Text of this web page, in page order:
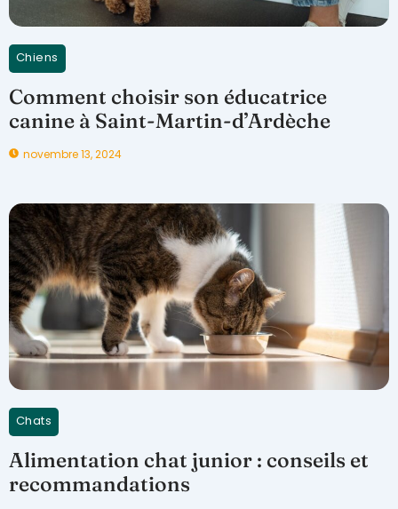
Chiens
Comment choisir son éducatrice
canine à Saint-Martin-d’Ardèche
novembre 13, 2024
Chats
Alimentation chat junior : conseils et
recommandations